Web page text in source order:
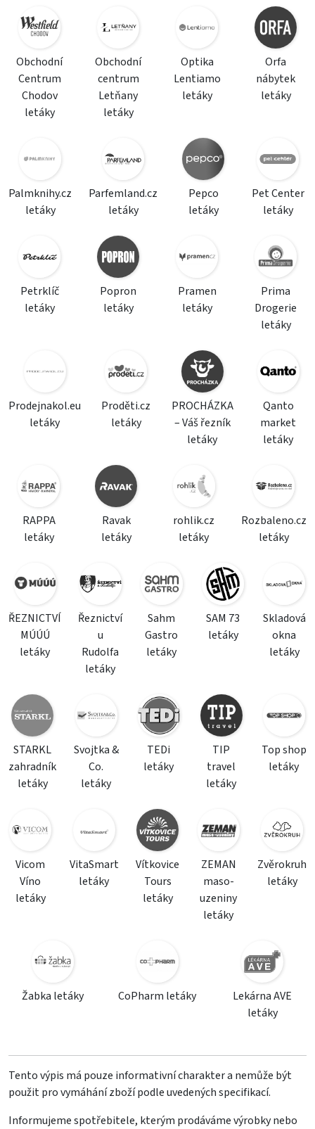
Obchodní
Centrum
Chodov
letáky
Obchodní
centrum
Letňany
letáky
Optika
Lentiamo
letáky
Orfa
nábytek
letáky
Palmknihy.cz
letáky
Parfemland.cz
letáky
Pepco
letáky
Pet Center
letáky
Petrklíč
letáky
Popron
letáky
Pramen
letáky
Prima
Drogerie
letáky
Prodejnakol.eu
letáky
Proděti.cz
letáky
PROCHÁZKA
– Váš řezník
letáky
Qanto
market
letáky
RAPPA
letáky
Ravak
letáky
rohlik.cz
letáky
Rozbaleno.cz
letáky
ŘEZNICTVÍ
MÚÚÚ
letáky
Řeznictví
u
Rudolfa
letáky
Sahm
Gastro
letáky
SAM 73
letáky
Skladová
okna
letáky
STARKL
zahradník
letáky
Svojtka &
Co.
letáky
TEDi
letáky
TIP
travel
letáky
Top shop
letáky
Vicom
Víno
letáky
VitaSmart
letáky
Vítkovice
Tours
letáky
ZEMAN
maso-
uzeniny
letáky
Zvěrokruh
letáky
Žabka letáky CoPharm letáky
Lekárna AVE
letáky
Tento výpis má pouze informativní charakter a nemůže být
použit pro vymáhání zboží podle uvedených specifikací.
Informujeme spotřebitele, kterým prodáváme výrobky nebo